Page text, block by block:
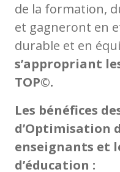
de la formation,
et gagneront en
durable et en
s’appropriant
TOP©.
Les bénéfices
d’Optimisation
enseignants et
d’éducation :